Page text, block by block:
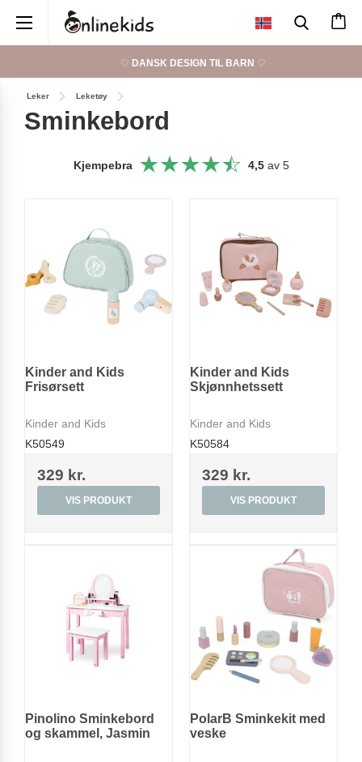
♡ DANSK DESIGN TIL BARN ♡
Leker Leketøy
Sminkebord
Kjempebra 4,5av 5
Kinder and Kids
Frisørsett
Kinder and Kids
K50549
329 kr.
VIS PRODUKT
Kinder and Kids
Skjønnhetssett
Kinder and Kids
K50584
329 kr.
VIS PRODUKT
Pinolino Sminkebord
og skammel, Jasmin
PolarB Sminkekit med
veske